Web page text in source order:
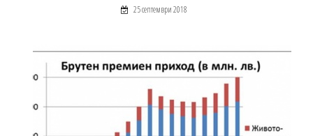
25 септември 2018